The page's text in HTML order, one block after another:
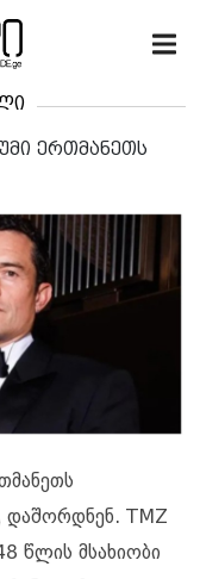
ერთმანეთს
დაშორდნენ. TMZ
წლის მსახიობი